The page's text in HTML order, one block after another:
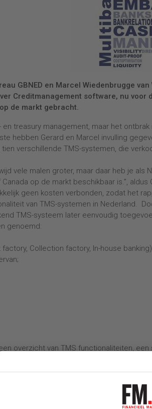
GBNED en Marcel Wiedenbrugge
Creditmanagement software, nu voor
de markt gebracht.
treasury management, maar het
hebben Gerard en Marcel invulling
verschillende TMS-systemen, die
vele malen groter, maar daar heb je als
op de markt beschikbaar is.”, aldus
geen kosten verbonden, zodat het
van TMS-systemen in Nederland.
TMS-systeem later eenvoudig
genoemd:
Collection factory, In-house
overzicht van TMS functionaliteiten,